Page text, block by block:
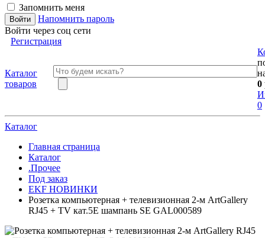
Запомнить меня
Напомнить пароль
Войти через соц сети
Регистрация
Каталог
товаров
0
0
Каталог
Главная страница
Каталог
.Прочее
Под заказ
EKF НОВИНКИ
Розетка компьютерная + телевизионная 2-м ArtGallery
RJ45 + TV кат.5E шампань SE GAL000589